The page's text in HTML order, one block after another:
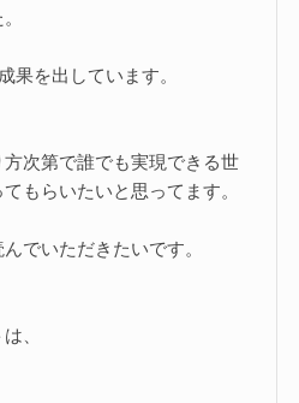
果を出しています。
次第で誰でも実現できる世
もらいたいと思ってます。
でいただきたいです。
、